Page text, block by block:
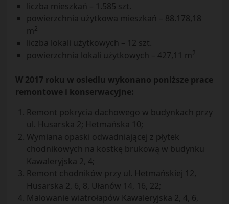
liczba mieszkań – 1.585 szt.
powierzchnia użytkowa mieszkań – 88.178,18
m2
liczba lokali użytkowych – 12 szt.
powierzchnia lokali użytkowych – 427,11 m2
W 2017 roku w osiedlu wykonano poniższe prace
remontowe i konserwacyjne:
Remont pokrycia dachowego w budynkach przy
ul. Husarska 2; Hetmańska 10;
Wymiana opaski odwadniającej z płytek
chodnikowych na kostkę brukową w budynku
Kawaleryjska 2, 4;
Remont chodników przy ul. Hetmańskiej 12,
Husarska 2, 6, 8, Ułanów 14, 16, 22;
Malowanie wiatrołapów Kawaleryjska 2, 4, 6,